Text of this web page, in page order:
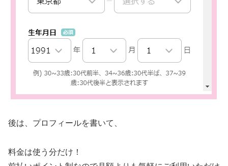
後は、プロフィールを書いて、
料金は使う分だけ！